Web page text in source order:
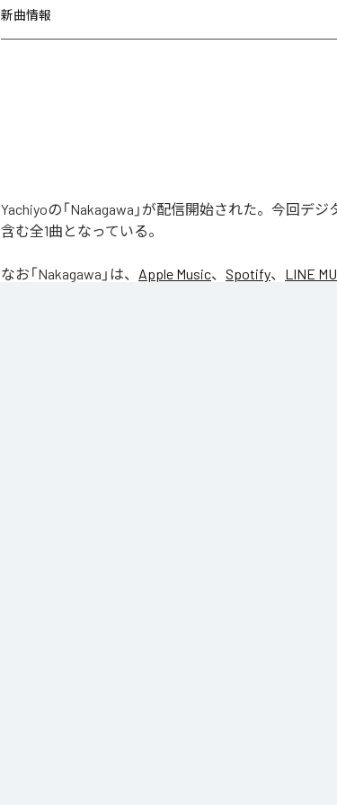
新曲情報
Yachiyoの「Nakagawa」が配信開始された。今回デジ
含む全1曲となっている。
なお「Nakagawa 」は、 Apple Music、 Spotify、 LINE